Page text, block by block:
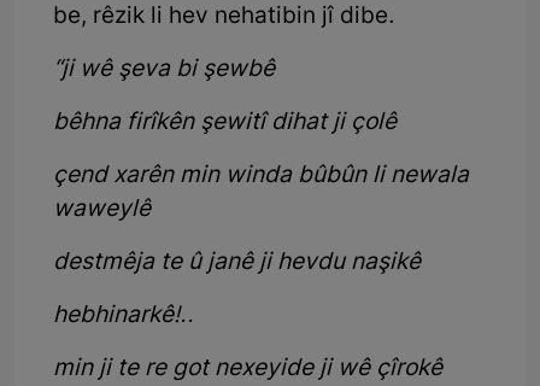
be, rêzik li hev nehatibin jî dibe.
“ji wê şeva bi şewbê
bêhna firîkên şewitî dihat ji çolê
çend xarên min winda bûbûn li newala
waweylê
destmêja te û janê ji hevdu naşikê
hebhinarkê!..
min ji te re got nexeyide ji wê çîrokê